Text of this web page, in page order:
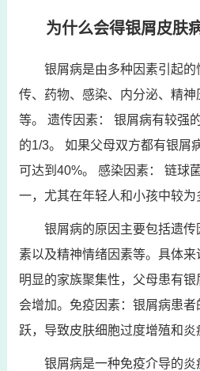
为什么会得银屑皮肤
银屑病是由多种因素引起
传、药物、感染、内分泌、精
等。 遗传因素： 银屑病有较强
的1/3。 如果父母双方都有银屑
可达到40%。 感染因素： 链球
一，尤其在年轻人和小孩中较为
银屑病的原因主要包括遗
素以及精神情绪因素等。具体
明显的家族聚集性，父母患有
会增加。免疫因素：银屑病患
跃，导致皮肤细胞过度增殖和炎
银屑病是一种免疫介导的